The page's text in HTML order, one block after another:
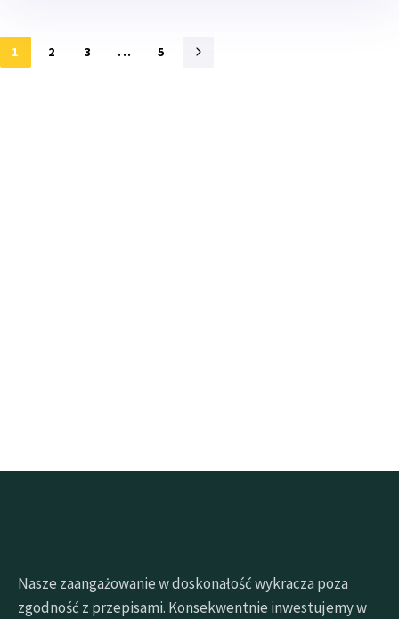
1 2 3 ... 5
Nasze zaangażowanie w doskonałość wykracza poza
zgodność z przepisami. Konsekwentnie inwestujemy w